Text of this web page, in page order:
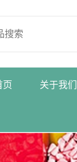
页 关于我们